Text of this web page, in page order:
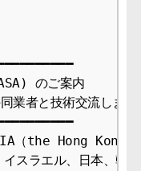
のご案内
業者と技術交流しまし
WTIA（the Hong
エル、日本、韓国